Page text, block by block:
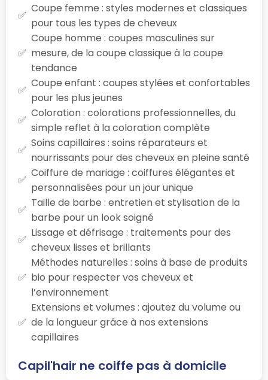
Coupe femme : styles modernes et classiques
pour tous les types de cheveux
Coupe homme : coupes masculines sur
mesure, de la coupe classique à la coupe
tendance
Coupe enfant : coupes stylées et confortables
pour les plus jeunes
Coloration : colorations professionnelles, du
simple reflet à la coloration complète
Soins capillaires : soins réparateurs et
nourrissants pour des cheveux en pleine santé
Coiffure de mariage : coiffures élégantes et
personnalisées pour un jour unique
Taille de barbe : entretien et stylisation de la
barbe pour un look soigné
Lissage et défrisage : traitements pour des
cheveux lisses et brillants
Méthodes naturelles : soins à base de produits
bio pour respecter vos cheveux et
l’environnement
Extensions et volumes : ajoutez du volume ou
de la longueur grâce à nos extensions
capillaires
Capil'hair ne coiffe pas à domicile